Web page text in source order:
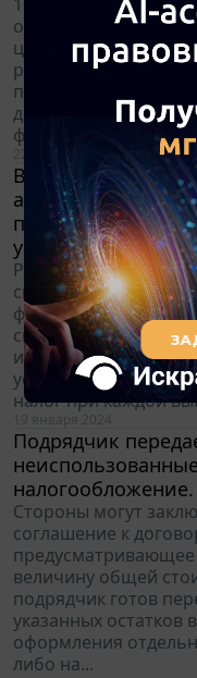
оказании услуг с
циклом цена
распределяться
периодами, в
договор,
фактических
22 января 2024
Выполнение с
агента по налогу
приобретении
у
Российская
ситуации с
функции налогового
связи с
иностранных
услуг. Так, она
налог при каждой
Подрядчик
налогообложение.
Стороны могут
соглашение к
величину общей
подрядчик готов
указанных
оформления
либо на...